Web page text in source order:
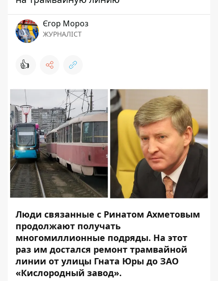
Єгор Мороз
ЖУРНАЛІСТ
👍
Люди связанные с Ринатом Ахметовым
продолжают получать
многомиллионные подряды. На этот
раз им достался ремонт трамвайной
линии от улицы Гната Юры до ЗАО
«Кислородный завод».